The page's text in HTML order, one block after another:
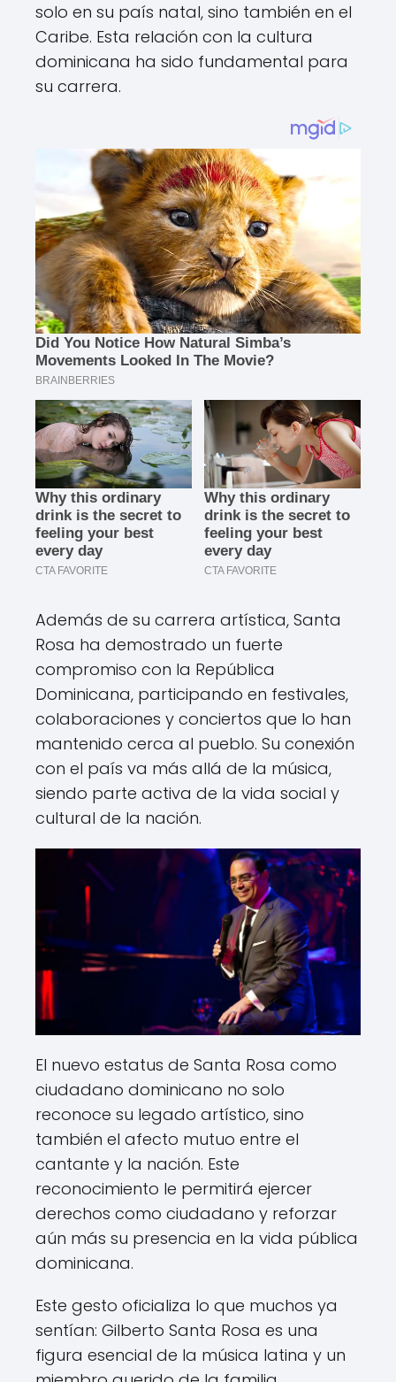
solo en su país natal, sino también en el
Caribe. Esta relación con la cultura
dominicana ha sido fundamental para
su carrera.
Además de su carrera artística, Santa
Rosa ha demostrado un fuerte
compromiso con la República
Dominicana, participando en festivales,
colaboraciones y conciertos que lo han
mantenido cerca al pueblo. Su conexión
con el país va más allá de la música,
siendo parte activa de la vida social y
cultural de la nación.
El nuevo estatus de Santa Rosa como
ciudadano dominicano no solo
reconoce su legado artístico, sino
también el afecto mutuo entre el
cantante y la nación. Este
reconocimiento le permitirá ejercer
derechos como ciudadano y reforzar
aún más su presencia en la vida pública
dominicana.
Este gesto oficializa lo que muchos ya
sentían: Gilberto Santa Rosa es una
figura esencial de la música latina y un